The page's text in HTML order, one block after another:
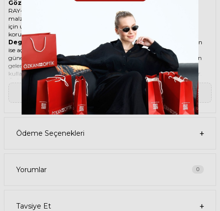
Gözlüğü
RAY-BAN ikonik Cat Eye Asetat güneş gözlüğü, tarzı ve kaliteli
malzemesi ile göz alıcı bir aksesuar. Hem erkekler hem de kadınlar
için uygun olan bu güneş gözlüğü, güneşin zararlı ışınlarından
korunmanızı sağlarken, stilinizi de yansıtır.
Degradeli güneş gözlüğü
, camın üst kısmının koyu, alt kısmının
ise açık renkli olduğu bir güneş gözlüğü türüdür. Bu sayede, hem
güneş ışınlarının yüzünüze çarpmasını engeller hem de alt kısımdan
gelen ışığı daha net görmenizi sağlar. Degradeli güneş gözlüğü
kullanmak, hem görüş kalitenizi artırır hem de göz sağlığınızı korur.
Ürün Faydaları
• RAY-BAN Lady Burbank 2299 1344BG 52 Pembe Kadın güneş
gözlüğü, yüksek kaliteli Asetat çerçeveye ve Kristal lense sahiptir. Bu
malzemeler, güneş gözlüğünüzün uzun ömürlü, dayanıklı ve
konforlu olmasını sağlar.
gözlüğü, %100 UV koruması sunar. Bu sayede, gözlerinizi güneşin
zararlı ışınlarından korur ve göz sağlığınızı korur. Yeşil cam rengi,
Gözlüğü
• RAY-BAN Lady Burbank 2299 1344BG 52 Pembe Kadın güneş
▼ Devamını Oku
Ödeme Seçenekleri
Yorumlar 0
Tavsiye Et